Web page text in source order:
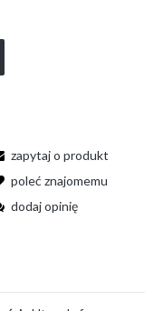
zapytaj o produkt
poleć znajomemu
dodaj opinię